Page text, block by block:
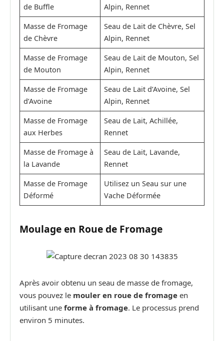
de Buffle Alpin, Rennet
Masse de Fromage
de Chèvre
Seau de Lait de Chèvre, Sel
Alpin, Rennet
Masse de Fromage
de Mouton
Seau de Lait de Mouton, Sel
Alpin, Rennet
Masse de Fromage
d’Avoine
Seau de Lait d’Avoine, Sel
Alpin, Rennet
Masse de Fromage
aux Herbes
Seau de Lait, Achillée,
Rennet
Masse de Fromage à
la Lavande
Seau de Lait, Lavande,
Rennet
Masse de Fromage
Déformé
Utilisez un Seau sur une
Vache Déformée
Moulage en Roue de Fromage
Après avoir obtenu un seau de masse de fromage,
vous pouvez le mouler en roue de fromage en
utilisant une forme à fromage. Le processus prend
environ 5 minutes.